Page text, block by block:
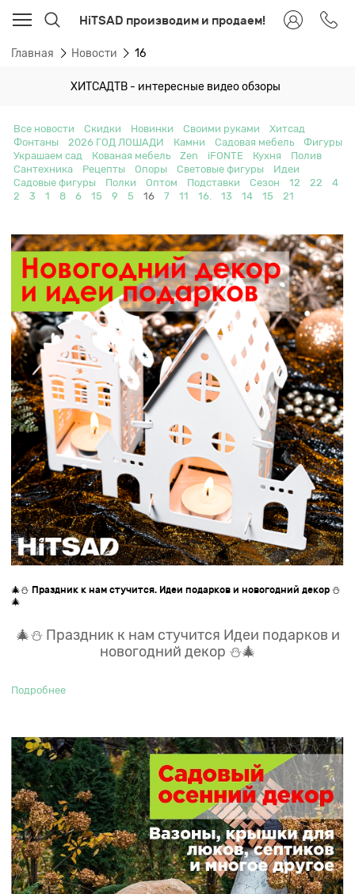
HiTSAD производим и продаем!
Главная Новости 16
ХИТСАДТВ - интересные видео обзоры
Все новости Скидки Новинки Своими руками
Хитсад
Фонтаны
2026 ГОД ЛОШАДИ Камни Садовая мебель
Фигуры
Украшаем сад
Кованая мебель Zen iFONTE Кухня
Полив
Сантехника
Рецепты Опоры Световые фигуры
Идеи
Садовые фигуры
Полки Оптом Подставки Сезон 12 22
4
2
3 1 8 6 15 9 5 16 7 11 16. 13 14 15 21
🎄⛄️ Праздник к нам стучится. Идеи подарков и новогодний декор ⛄️
🎄
🎄⛄️ Праздник к нам стучится Идеи подарков и
новогодний декор ⛄️🎄
Подробнее